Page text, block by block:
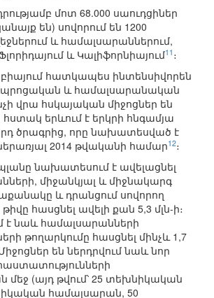
մոտ 68.000 սաուդցիներ
են) սովորում են 1200
և համալսարաններում,
և Կալիֆորնիայում11 ։
հատկապես ինտենսիվորեն
և համալսարանական
վրա հսկայական միջոցներ են
երևում է երկրի հնգամյա
ծրագրից, որը նախատեսված է
2014 թվականի համար12։
նախատեսում է ավելացնել
միջանկյալ և միջնակարգ
և դրանցում սովորող
հասցնել ավելի քան 5,3 մլն-ի։
նաև համալսարանների
թողարկումը հասցնել մինչև 1,7
են ներդրվում նաև նոր
մեջ (այդ թվում՝ 25 տեխնիկական
համալսարան, 50